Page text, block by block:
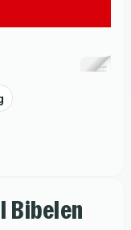
Bibelen